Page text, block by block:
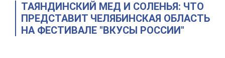
ТАЯНДИНСКИЙ МЕД И СОЛЕНЬЯ: ЧТО
ПРЕДСТАВИТ ЧЕЛЯБИНСКАЯ ОБЛАСТЬ
НА ФЕСТИВАЛЕ "ВКУСЫ РОССИИ"